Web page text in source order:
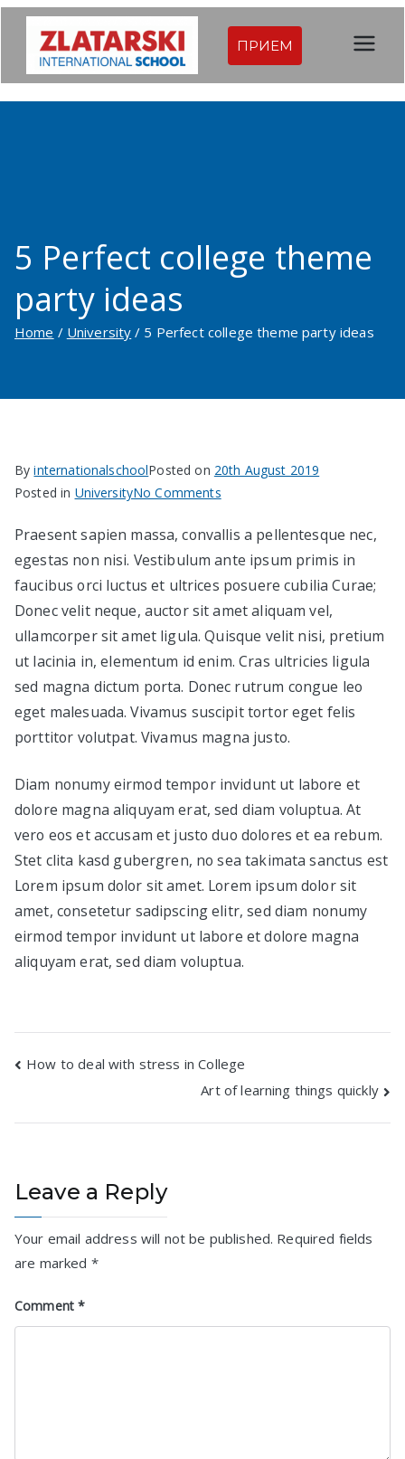
Skip
content
Междуна
родна
и |
родно
училище
ПРИЕМ
5 Perfect college theme
party ideas
Home University 5 Perfect college theme party ideas
ByinternationalschoolPosted on 20th August 2019
Posted in UniversityNo Commentson
Perfect
college
theme
party
ideas
Praesent sapien massa, convallis a pellentesque nec,
egestas non nisi. Vestibulum ante ipsum primis in
faucibus orci luctus et ultrices posuere cubilia Curae;
Donec velit neque, auctor sit amet aliquam vel,
ullamcorper sit amet ligula. Quisque velit nisi, pretium
ut lacinia in, elementum id enim. Cras ultricies ligula
sed magna dictum porta. Donec rutrum congue leo
eget malesuada. Vivamus suscipit tortor eget felis
porttitor volutpat. Vivamus magna justo.
Diam nonumy eirmod tempor invidunt ut labore et
dolore magna aliquyam erat, sed diam voluptua. At
vero eos et accusam et justo duo dolores et ea rebum.
Stet clita kasd gubergren, no sea takimata sanctus est
Lorem ipsum dolor sit amet. Lorem ipsum dolor sit
amet, consetetur sadipscing elitr, sed diam nonumy
eirmod tempor invidunt ut labore et dolore magna
aliquyam erat, sed diam voluptua.
Post
How to deal with stress in College
Art of learning things quickly
Leave a Reply
Your email address will not be published. Required fields
are marked *
Comment*